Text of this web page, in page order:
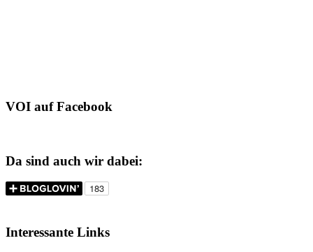
VOI auf Facebook
Da sind auch wir dabei:
Interessante Links